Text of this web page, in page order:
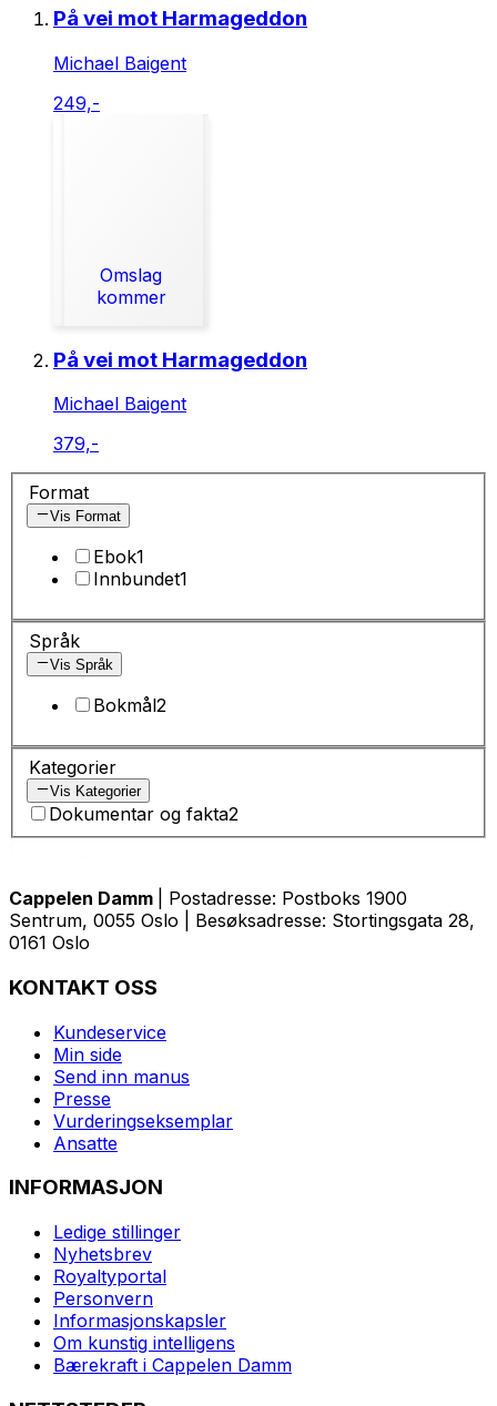
På vei mot Harmageddon
Michael Baigent
249,-
Omslag
kommer
På vei mot Harmageddon
Michael Baigent
379,-
Format
Vis Format
Ebok1
Innbundet1
Språk
Vis Språk
Bokmål2
Kategorier
Vis Kategorier
Dokumentar og fakta2
Cappelen Damm
| Postadresse: Postboks 1900
Sentrum, 0055 Oslo | Besøksadresse: Stortingsgata 28,
0161 Oslo
KONTAKT OSS
Kundeservice
Min side
Send inn manus
Presse
Vurderingseksemplar
Ansatte
INFORMASJON
Ledige stillinger
Nyhetsbrev
Royaltyportal
Personvern
Informasjonskapsler
Om kunstig intelligens
Bærekraft i Cappelen Damm